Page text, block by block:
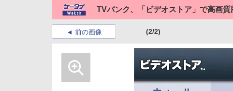
TVバンク、「ビデオストア」で高画
前の画像 (2/2)